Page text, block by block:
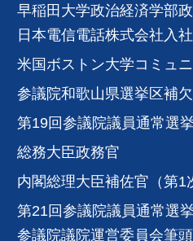
早稲田大学政治経済学部
日本電信電話株式会社入社
米国ボストン大学コミュ
参議院和歌山県選挙区補
第19回参議院議員通常選
総務大臣政務官
内閣総理大臣補佐官（第1
第21回参議院議員通常選
参議院議院運営委員会筆